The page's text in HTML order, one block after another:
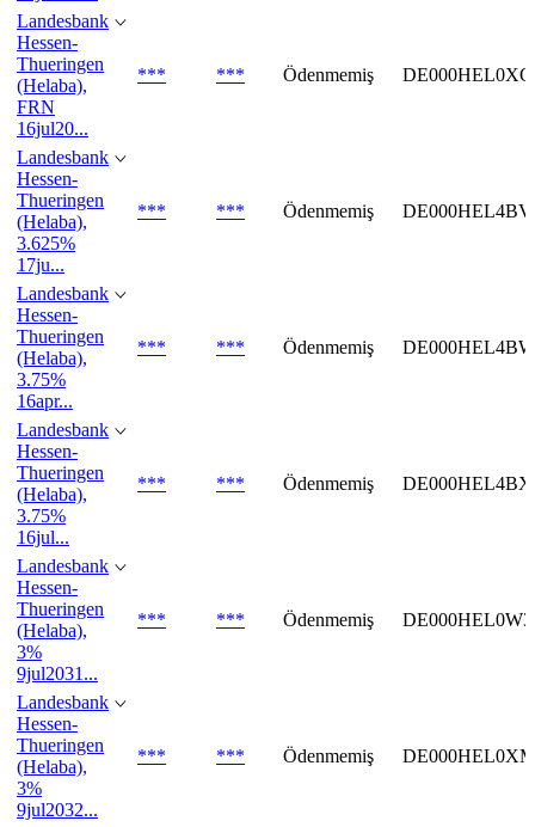
Landesbank
Hessen-
Thueringen
(Helaba),
FRN
16jul20...
*** *** Ödenmemiş
Landesbank
Hessen-
Thueringen
(Helaba),
3.625%
17ju...
*** *** Ödenmemiş
Landesbank
Hessen-
Thueringen
(Helaba),
3.75%
16apr...
*** *** Ödenmemiş
Landesbank
Hessen-
Thueringen
(Helaba),
3.75%
16jul...
*** *** Ödenmemiş
Landesbank
Hessen-
Thueringen
(Helaba),
3%
9jul2031...
*** *** Ödenmemiş
Landesbank
Hessen-
Thueringen
(Helaba),
3%
9jul2032...
*** *** Ödenmemiş